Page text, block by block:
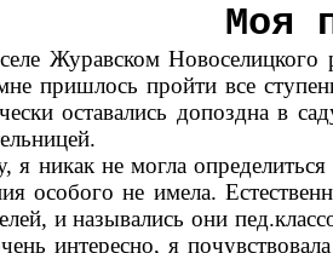
Моя
Новоселицкого
пришлось пройти все
оставались допоздна в
не могла определиться в
особого не имела.
и назывались они
интересно, я